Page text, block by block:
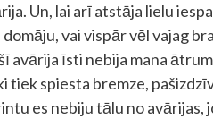
Un, lai arī atstāja lielu
vai vispār vēl vajag
avārija īsti nebija mana
tiek spiesta bremze,
es nebiju tālu no